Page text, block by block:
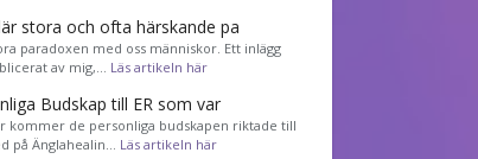
stora och ofta härskande pa
paradoxen med oss människor. Ett inlägg
av mig,… Läs artikeln här
Budskap till ER som var
kommer de personliga budskapen riktade till
på Änglahealin… Läs artikeln här